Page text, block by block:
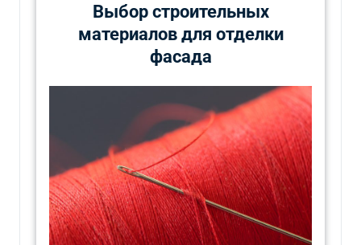
Выбор строительных
материалов для отделки
фасада